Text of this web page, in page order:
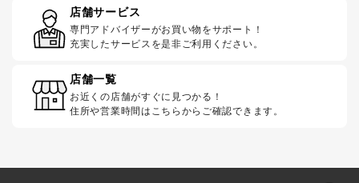
店舗サービス
専門アドバイザーがお買い物をサポート！
充実したサービスを是非ご利用ください。
店舗一覧
お近くの店舗がすぐに見つかる！
住所や営業時間はこちらからご確認できます。